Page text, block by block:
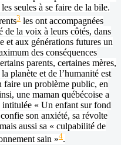
seules à se faire de la bile.
3 les ont accompagnées
de la voix à leurs côtés, dans
et aux générations futures un
des conséquences
parents, certaines mères,
planète et de l’humanité est
faire un problème public, en
une maman québécoise a
« Un enfant sur fond
son anxiété, sa révolte
aussi sa « culpabilité de
sain »4.